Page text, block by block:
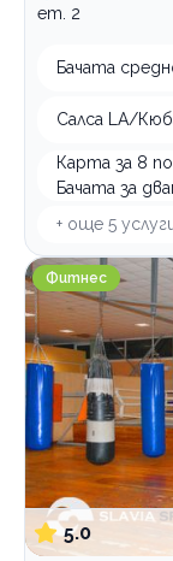
ет. 2
Бачата
Салса LA/
Карта за 8
Бачата за
+ още 5
Фитнес
Фитнес
5.0